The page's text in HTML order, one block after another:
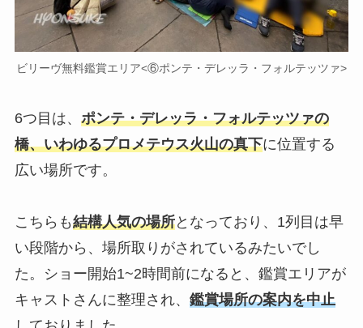
ビリーヴ無料鑑賞エリア<⑥ポンテ・デレッラ・フォルテッツァ>
6つ目は、 ポンテ・デレッラ・フォルテッツァの
橋、いわゆるプロメテウス火山の真下に位置する
広い場所です。
こちらも結構人気の場所となっており、1列目は早
い段階から、場所取りがされているみたいでし
た。ショー開始1~2時間前になると、鑑賞エリアが
キャストさんに整理され、 鑑賞場所の案内を中止